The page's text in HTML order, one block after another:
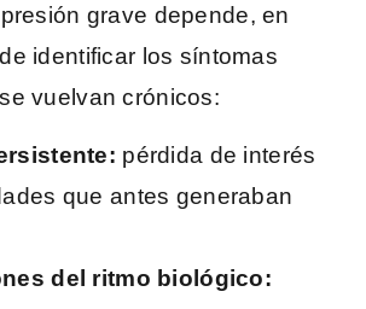
grave depende, en
identificar los síntomas
vuelvan crónicos:
pérdida de interés
que antes generaban
del ritmo biológico: